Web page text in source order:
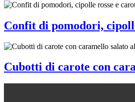
Confit di pomodori,
Cubotti di carote con